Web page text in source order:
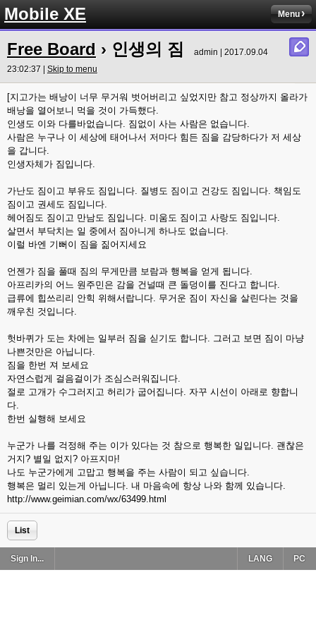
Mobile XE Menu
Free Board › 인생의 짐
admin | 2017.09.04
23:02:37 | Skip to menu
[지고가는 배낭이 너무 무거워 벗어버리고 싶었지만 참고 정상까지 올라가
배낭을 열어보니 먹을 것이 가득했다.
인생도 이와 다를바없습니다. 짐없이 사는 사람은 없습니다.
사람은 누구나 이 세상에 태어나서 저마다 힘든 짐을 감당하다가 저 세상
을 갑니다.
인생자체가 짐입니다.
가난도 짐이고 부유도 짐입니다. 질병도 짐이고 건강도 짐입니다. 책임도
짐이고 권세도 짐입니다.
헤어짐도 짐이고 만남도 짐입니다. 미움도 짐이고 사랑도 짐입니다.
살면서 부닥치는 일 중에서 짐아니게 하나도 없습니다.
이럴 바엔 기뻐이 짐을 짊어지세요
언젠가 짐을 풀때 짐의 무게만큼 보람과 행복을 얻게 됩니다.
아프리카의 어느 원주민은 감을 건널때 큰 돌덩이를 진다고 합니다.
급류에 힙쓰리리 안힉 위해서랍니다. 무거운 짐이 자신을 살린다는 것을
깨우친 것입니다.
헛바퀴가 도는 차에는 일부러 짐을 싣기도 합니다. 그러고 보면 짐이 마냥
나쁜것만은 아닙니다.
짐을 한번 져 보세요
자연스럽게 걸음걸이가 조심스러워집니다.
절로 고개가 수그러지고 허리가 굽어집니다. 자꾸 시선이 아래로 향합니
다.
한번 실행해 보세요
누군가 나를 걱정해 주는 이가 있다는 것 참으로 행복한 일입니다. 괜찮은
거지? 별일 없지? 아프지마!
나도 누군가에게 고맙고 행복을 주는 사람이 되고 싶습니다.
행복은 멀리 있는게 아닙니다. 내 마음속에 항상 나와 함께 있습니다.
http://www.geimian.com/wx/63499.html
List
Sign In... PC
LANG